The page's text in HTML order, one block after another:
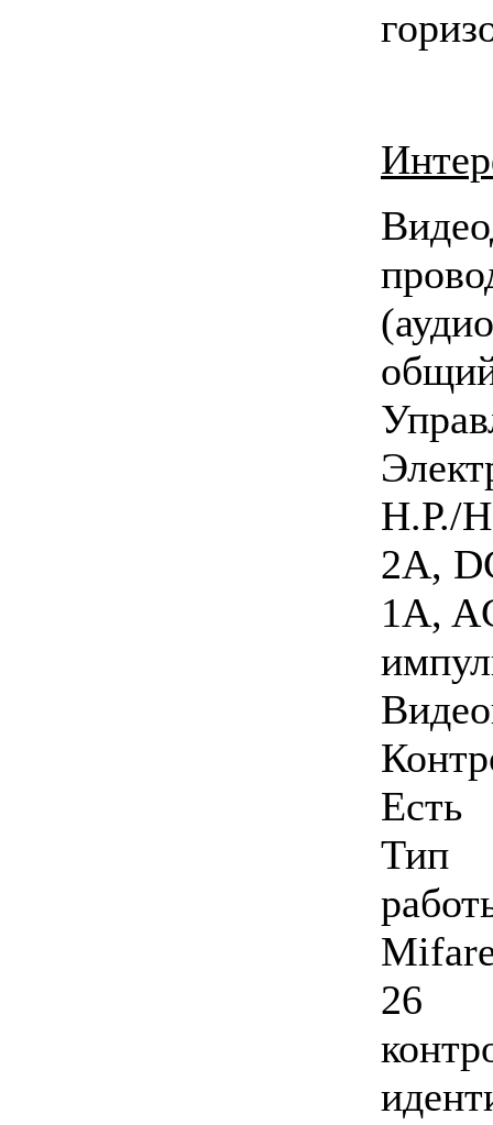
Н.Р./
2A,
1A,
Есть
Тип
26